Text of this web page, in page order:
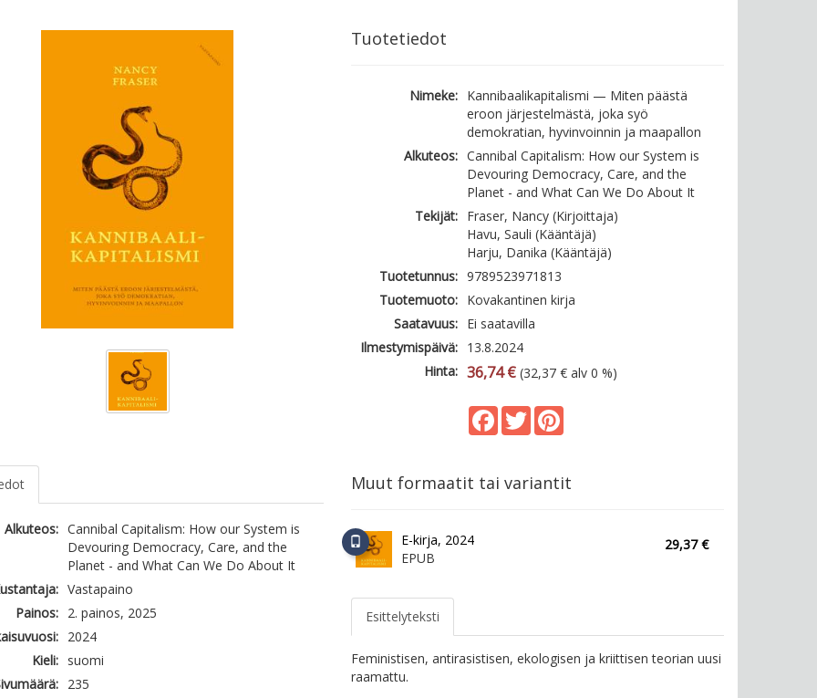
Tuotetiedot
Nimeke: Kannibaalikapitalismi — Miten päästä
eroon järjestelmästä, joka syö
demokratian, hyvinvoinnin ja maapallon
Alkuteos: Cannibal Capitalism: How our System is
Devouring Democracy, Care, and the
Planet - and What Can We Do About It
Tekijät: Fraser, Nancy (Kirjoittaja)
Havu, Sauli (Kääntäjä)
Harju, Danika (Kääntäjä)
Tuotetunnus: 9789523971813
Tuotemuoto: Kovakantinen kirja
Saatavuus: Ei saatavilla
Ilmestymispäivä: 13.8.2024
Hinta: 36,74 € (32,37 € alv 0 %)
Facebook
Twitter
Alkuteos: Cannibal Capitalism: How our System is
Devouring Democracy, Care, and the
Planet - and What Can We Do About It
Vastapaino
Painos:
2. painos, 2025
2024
Kieli:
suomi
235
Muut formaatit tai variantit
E-kirja, 2024
EPUB
29,37 €
Esittelyteksti
Feministisen, antirasistisen, ekologisen ja kriittisen teorian uusi
raamattu.